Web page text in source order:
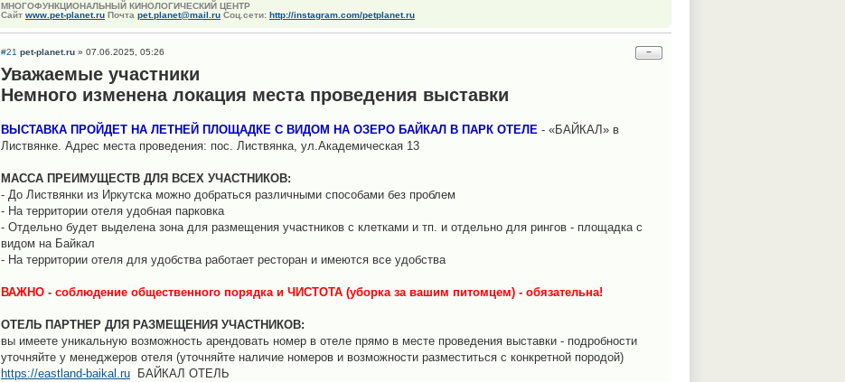
МНОГОФУНКЦИОНАЛЬНЫЙ КИНОЛОГИЧЕСКИЙ ЦЕНТР
Сайт www.pet-planet.ru Почта pet.planet@mail.ru Соц.сети: http://instagram.com/petplanet.ru
−
#21 pet-planet.ru » 07.06.2025, 05:26
Уважаемые участники
Немного изменена локация места проведения выставки
ВЫСТАВКА ПРОЙДЕТ НА ЛЕТНЕЙ ПЛОЩАДКЕ С ВИДОМ НА ОЗЕРО БАЙКАЛ В ПАРК ОТЕЛЕ - «БАЙКАЛ» в
Листвянке. Адрес места проведения: пос. Листвянка, ул.Академическая 13
МАССА ПРЕИМУЩЕСТВ ДЛЯ ВСЕХ УЧАСТНИКОВ:
- До Листвянки из Иркутска можно добраться различными способами без проблем
- На территории отеля удобная парковка
- Отдельно будет выделена зона для размещения участников с клетками и тп. и отдельно для рингов - площадка с
видом на Байкал
- На территории отеля для удобства работает ресторан и имеются все удобства
ВАЖНО - соблюдение общественного порядка и ЧИСТОТА (уборка за вашим питомцем) - обязательна!
ОТЕЛЬ ПАРТНЕР ДЛЯ РАЗМЕЩЕНИЯ УЧАСТНИКОВ:
вы имеете уникальную возможность арендовать номер в отеле прямо в месте проведения выставки - подробности
уточняйте у менеджеров отеля (уточняйте наличие номеров и возможности разместиться с конкретной породой)
https://eastland-baikal.ru БАЙКАЛ ОТЕЛЬ